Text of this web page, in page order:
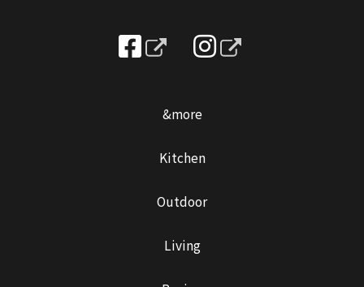
&more
Kitchen
Outdoor
Living